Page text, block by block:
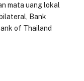
mata uang lokal
Bank
of Thailand